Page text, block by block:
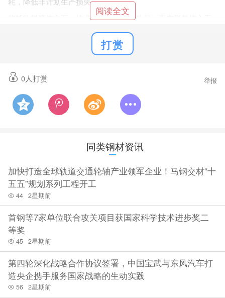
能耗物料管控方面，技术人员精准优化吹氩、真空脱气核心工
艺，精准把控合金、辅料投放用量，从源头杜绝物料浪费、降
低能源消耗。标准化的作业流程不仅有效降低吨钢水电、燃气
与返工损耗，实现提质、稳产、降本多重成效。数据显示，5月
份RH精炼周期稳定压缩至34分钟以内，全月精炼948炉，产
量、能耗指标均创下历史新高。（高祝兵 张颖 刘双宾）
阅读全文
打赏
0人打赏 举报
同类钢材资讯
加快打造全球轨道交通轮轴产业领军企业！马钢交材“十
五五”规划系列工程开工
44 2星期前
首钢等7家单位联合攻关项目获国家科学技术进步奖二
等奖
45 2星期前
第四轮深化战略合作协议签署，中国宝武与东风汽车打
造央企携手服务国家战略的生动实践
56 2星期前